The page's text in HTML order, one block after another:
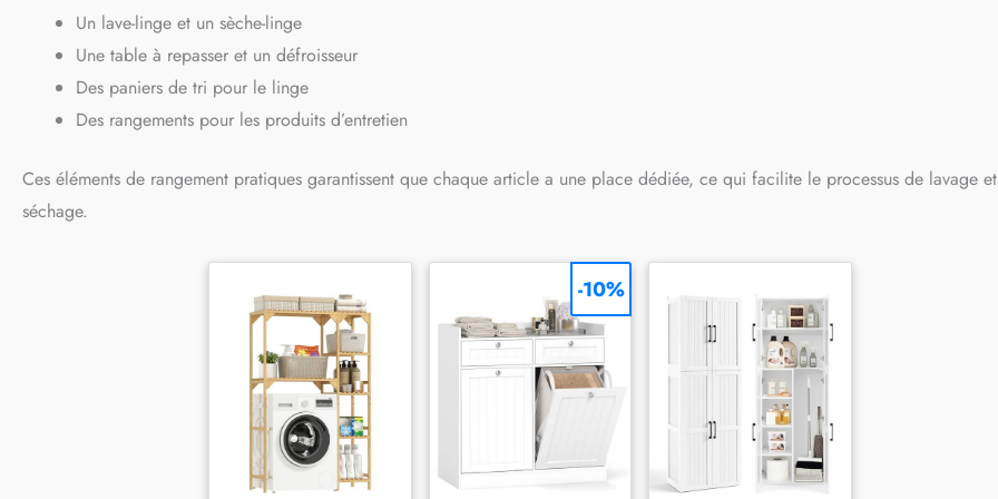
Un lave-linge et un sèche-linge
Une table à repasser et un défroisseur
Des paniers de tri pour le linge
Des rangements pour les produits d’entretien
Ces éléments de rangement pratiques garantissent que chaque article a une place dédiée, ce qui facilite le processus de lavage
séchage.
-10%